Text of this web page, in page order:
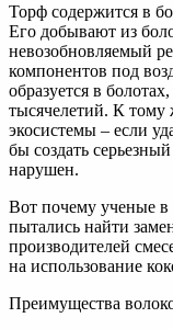
Торф содержится в
Его добывают из
невозобновляемый
компонентов под
образуется в
тысячелетий. К тому
экосистемы – если
бы создать
нарушен.
Вот почему ученые в
пытались найти
производителей
на использование
Преимущества